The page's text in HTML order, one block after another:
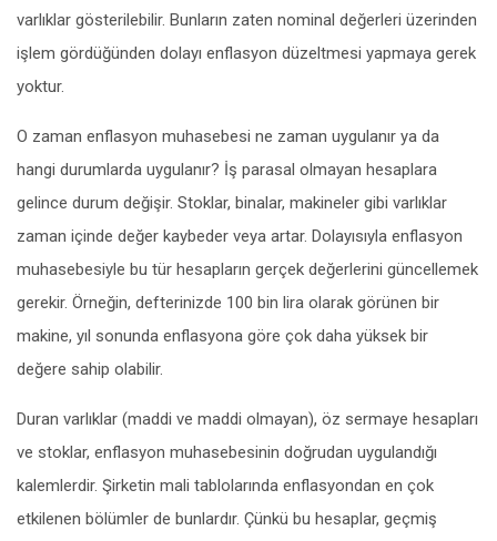
varlıklar gösterilebilir. Bunların zaten nominal değerleri üzerinden
işlem gördüğünden dolayı enflasyon düzeltmesi yapmaya gerek
yoktur.
O zaman enflasyon muhasebesi ne zaman uygulanır ya da
hangi durumlarda uygulanır? İş parasal olmayan hesaplara
gelince durum değişir. Stoklar, binalar, makineler gibi varlıklar
zaman içinde değer kaybeder veya artar. Dolayısıyla enflasyon
muhasebesiyle bu tür hesapların gerçek değerlerini güncellemek
gerekir. Örneğin, defterinizde 100 bin lira olarak görünen bir
makine, yıl sonunda enflasyona göre çok daha yüksek bir
değere sahip olabilir.
Duran varlıklar (maddi ve maddi olmayan), öz sermaye hesapları
ve stoklar, enflasyon muhasebesinin doğrudan uygulandığı
kalemlerdir. Şirketin mali tablolarında enflasyondan en çok
etkilenen bölümler de bunlardır. Çünkü bu hesaplar, geçmiş